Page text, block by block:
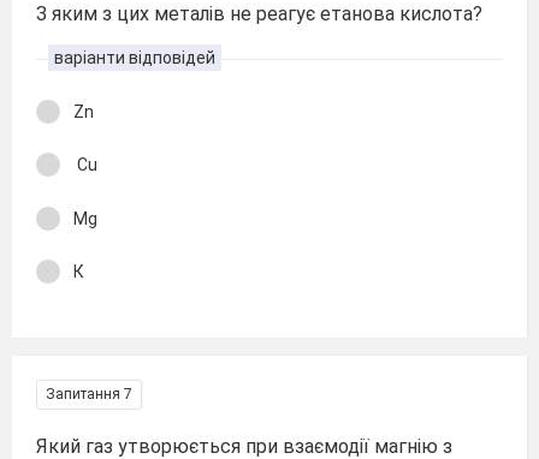
З яким з цих металів не реагує етанова кислота?
варіанти відповідей
Zn
Cu
Mg
К
Запитання 7
Який газ утворюється при взаємодії магнію з